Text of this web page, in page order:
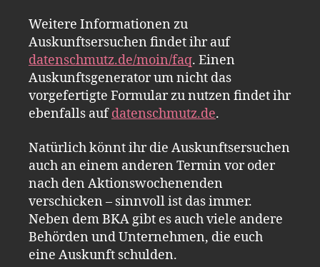
Weitere Informationen zu
Auskunftsersuchen findet ihr auf
datenschmutz.de/moin/faq. Einen
Auskunftsgenerator um nicht das
vorgefertigte Formular zu nutzen findet ihr
ebenfalls aufdatenschmutz.de.
Natürlich könnt ihr die Auskunftsersuchen
auch an einem anderen Termin vor oder
nach den Aktionswochenenden
verschicken – sinnvoll ist das immer.
Neben dem BKA gibt es auch viele andere
Behörden und Unternehmen, die euch
eine Auskunft schulden.